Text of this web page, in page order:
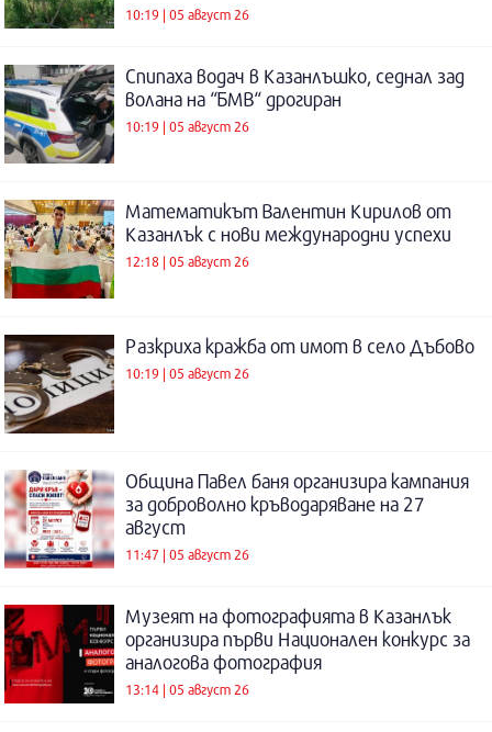
10:19 | 05 август 26
Спипаха водач в Казанлъшко, седнал зад
волана на “БМВ“ дрогиран
10:19 | 05 август 26
Математикът Валентин Кирилов от
Казанлък с нови международни успехи
12:18 | 05 август 26
Разкриха кражба от имот в село Дъбово
10:19 | 05 август 26
Община Павел баня организира кампания
за доброволно кръводаряване на 27
август
11:47 | 05 август 26
Музеят на фотографията в Казанлък
организира първи Национален конкурс за
аналогова фотография
13:14 | 05 август 26